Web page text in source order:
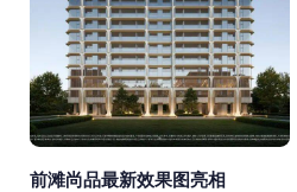
前滩尚品最新效果图亮相